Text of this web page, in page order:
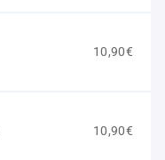
10,90€
10,90€